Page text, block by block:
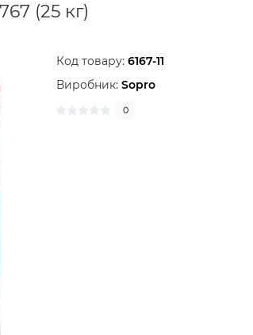
(25 кг)
Код товару:6167-11
Виробник:Sopro
0